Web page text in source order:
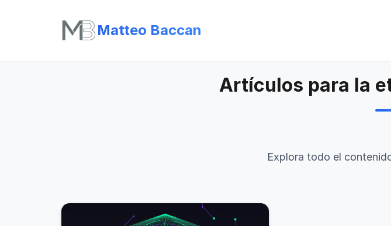
Matteo Baccan
Artículos para la
Explora todo el